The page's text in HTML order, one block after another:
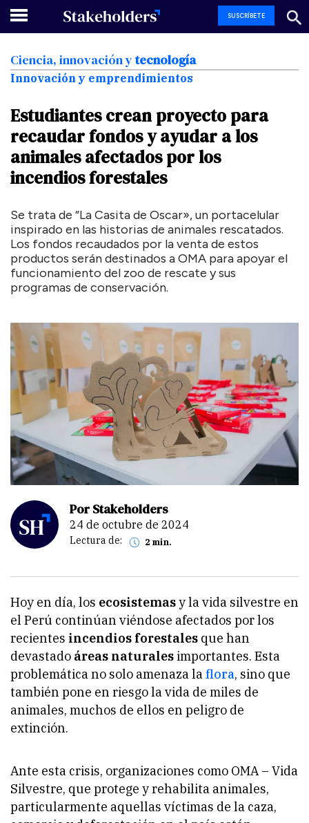
SUSCRÍBETE
Ciencia, innovacióny tecnología
Innovación y emprendimientos
Estudiantes crean proyecto para
recaudarfondosy ayudar alos
animales afectados porlos
incendiosforestales
Se trata de “La Casita de Oscar», un portacelular
inspirado en las historias de animales rescatados.
Los fondos recaudados por la venta de estos
productos serán destinados a OMA para apoyar el
funcionamiento del zoo de rescate y sus
programas de conservación.
Por Stakeholders
24 de octubre de 2024
Lectura de: 2 min.
Hoy en día, los ecosistemasy la vida silvestre en
el Perú continúan viéndose afectados por los
recientes incendios forestales que han
devastado áreas naturalesimportantes. Esta
problemática no solo amenaza laflora, sino que
también pone en riesgo la vida de miles de
animales, muchos de ellos en peligro de
extinción.
Ante esta crisis, organizaciones como OMA – Vida
Silvestre, que protege y rehabilita animales,
particularmente aquellas víctimas de la caza,